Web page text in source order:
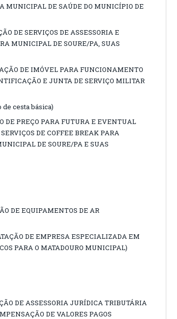
MUNICIPAL DE SAÚDE DO MUNICÍPIO DE
DE SERVIÇOS DE ASSESSORIA E
MUNICIPAL DE SOURE/PA, SUAS
DE IMÓVEL PARA FUNCIONAMENTO
E JUNTA DE SERVIÇO MILITAR
de cesta básica)
DE PREÇO PARA FUTURA E EVENTUAL
DE COFFEE BREAK PARA
DE SOURE/PA E SUAS
DE EQUIPAMENTOS DE AR
DE EMPRESA ESPECIALIZADA EM
PARA O MATADOURO MUNICIPAL)
DE ASSESSORIA JURÍDICA TRIBUTÁRIA
DE VALORES PAGOS